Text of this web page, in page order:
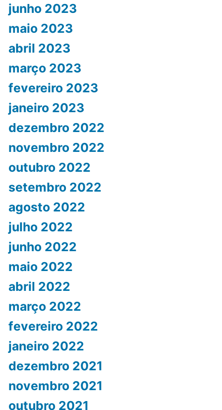
junho 2023
maio 2023
abril 2023
março 2023
fevereiro 2023
janeiro 2023
dezembro 2022
novembro 2022
outubro 2022
setembro 2022
agosto 2022
julho 2022
junho 2022
maio 2022
abril 2022
março 2022
fevereiro 2022
janeiro 2022
dezembro 2021
novembro 2021
outubro 2021